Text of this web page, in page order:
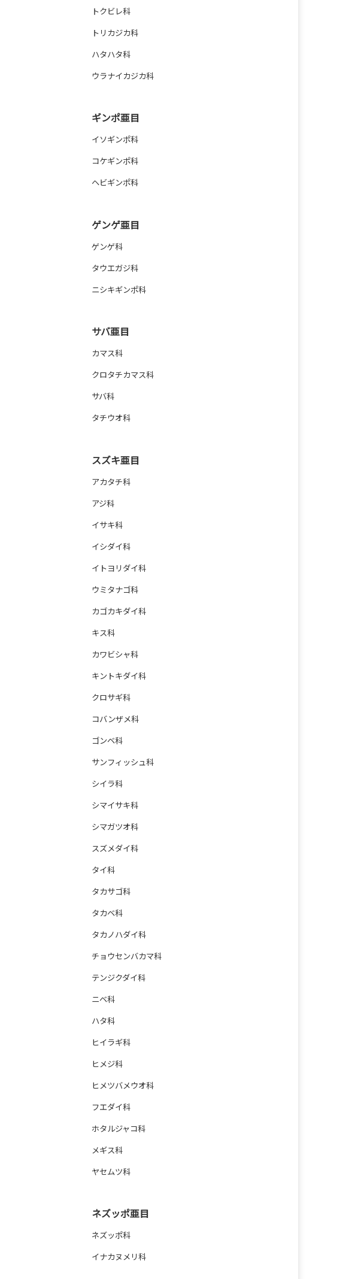
トクビレ科
トリカジカ科
ハタハタ科
ウラナイカジカ科
ギンポ亜目
イソギンポ科
コケギンポ科
ヘビギンポ科
ゲンゲ亜目
ゲンゲ科
タウエガジ科
ニシキギンポ科
サバ亜目
カマス科
クロタチカマス科
サバ科
タチウオ科
スズキ亜目
アカタチ科
アジ科
イサキ科
イシダイ科
イトヨリダイ科
ウミタナゴ科
カゴカキダイ科
キス科
カワビシャ科
キントキダイ科
クロサギ科
コバンザメ科
ゴンベ科
サンフィッシュ科
シイラ科
シマイサキ科
シマガツオ科
スズメダイ科
タイ科
タカサゴ科
タカベ科
タカノハダイ科
チョウセンバカマ科
テンジクダイ科
ニベ科
ハタ科
ヒイラギ科
ヒメジ科
ヒメツバメウオ科
フエダイ科
ホタルジャコ科
メギス科
ヤセムツ科
ネズッポ亜目
ネズッポ科
イナカヌメリ科